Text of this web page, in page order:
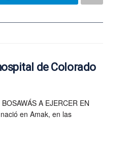
de Colorado
A EJERCER EN
en Amak, en las